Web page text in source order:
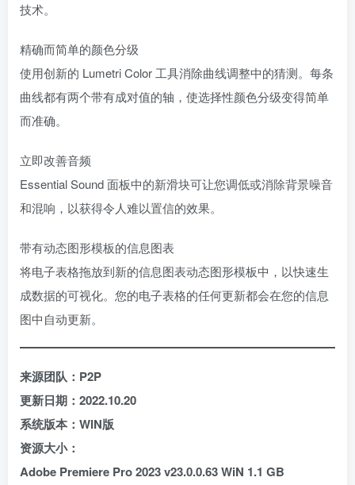
技术。
精确而简单的颜色分级
使用创新的 Lumetri Color 工具消除曲线调整中的猜测。每条
曲线都有两个带有成对值的轴，使选择性颜色分级变得简单
而准确。
立即改善音频
Essential Sound 面板中的新滑块可让您调低或消除背景噪音
和混响，以获得令人难以置信的效果。
带有动态图形模板的信息图表
将电子表格拖放到新的信息图表动态图形模板中，以快速生
成数据的可视化。您的电子表格的任何更新都会在您的信息
图中自动更新。
来源团队：P2P
更新日期：2022.10.20
系统版本：WIN版
资源大小：
Adobe Premiere Pro 2023 v23.0.0.63 WiN 1.1 GB